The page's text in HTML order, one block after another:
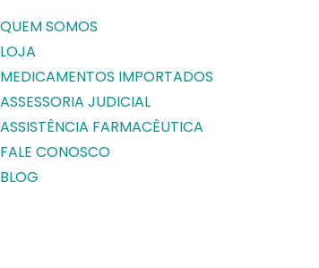
QUEM SOMOS
LOJA
MEDICAMENTOS IMPORTADOS
ASSESSORIA JUDICIAL
ASSISTÊNCIA FARMACÊUTICA
FALE CONOSCO
BLOG